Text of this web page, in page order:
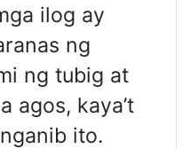
ilog ay
ng
ng tubig at
agos, kaya’t
ito.